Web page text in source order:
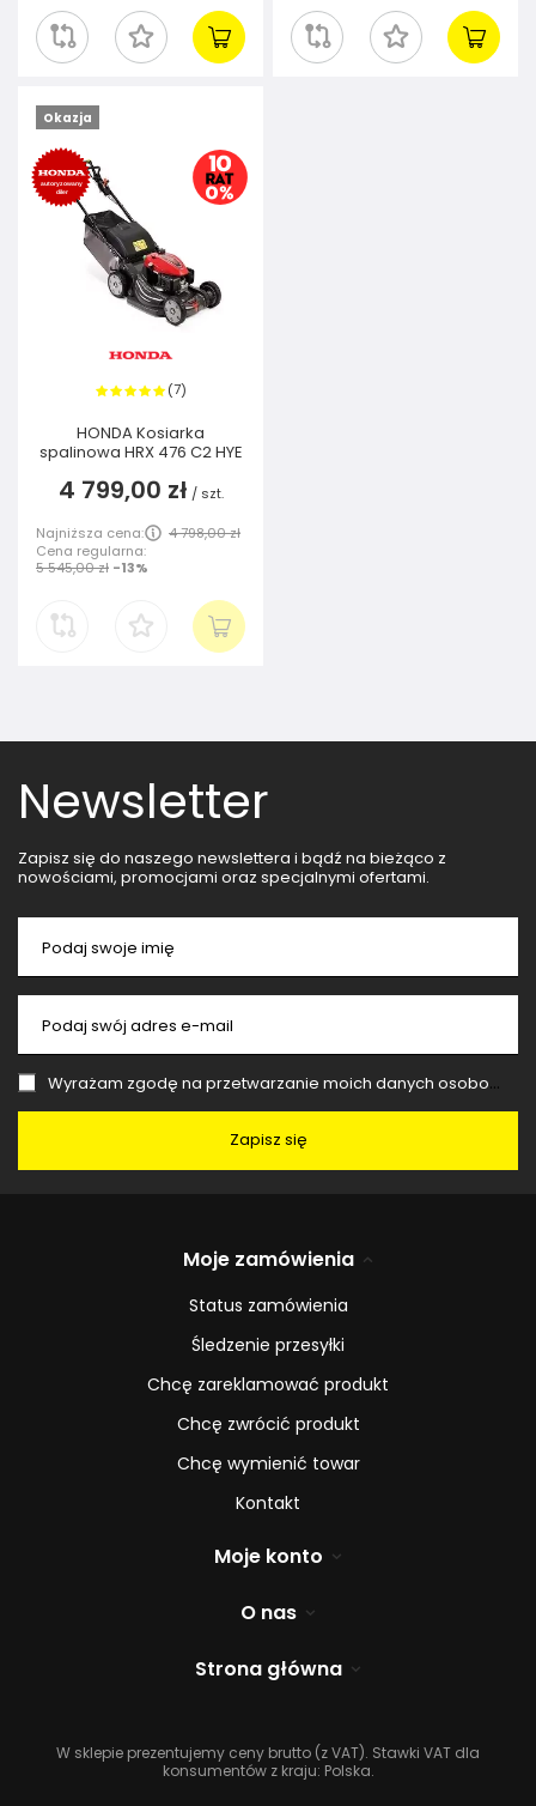
Okazja
(7)
HONDA Kosiarka
spalinowa HRX 476 C2 HYE
4 799,00 zł / szt.
Najniższa cena:
4 798,00 zł
Cena regularna:
5 545,00 zł -13%
Newsletter
Zapisz się do naszego newslettera i bądź na bieżąco z
nowościami, promocjami oraz specjalnymi ofertami.
Podaj swoje imię
Podaj swój adres e-mail
Wyrażam zgodę na przetwarzanie moich danych osobowych (adres e-mail) na potrzeby wysyłki newslettera z informacją handlową (marketing). Więcej w
Zapisz się
Moje zamówienia
Status zamówienia
Śledzenie przesyłki
Chcę zareklamować produkt
Chcę zwrócić produkt
Chcę wymienić towar
Kontakt
Moje konto
O nas
Strona główna
W sklepie prezentujemy ceny brutto (z VAT). Stawki VAT dla
konsumentów z kraju: Polska.